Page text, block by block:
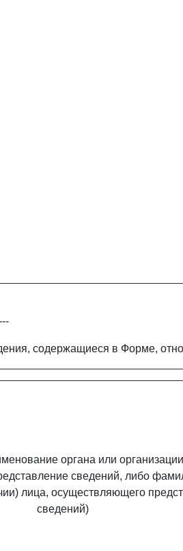
содержащиеся в Форме,
органа или
сведений, либо
лица, осуществляющего
сведений)